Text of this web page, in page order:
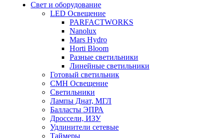
Свет и оборудование
LED Освещение
PARFACTWORKS
Nanolux
Mars Hydro
Horti Bloom
Разные светильники
Линейные светильники
Готовый светильник
CMH Освещение
Светильники
Лампы Днат, МГЛ
Балласты ЭПРА
Дроссели, ИЗУ
Удлинители сетевые
Таймеры